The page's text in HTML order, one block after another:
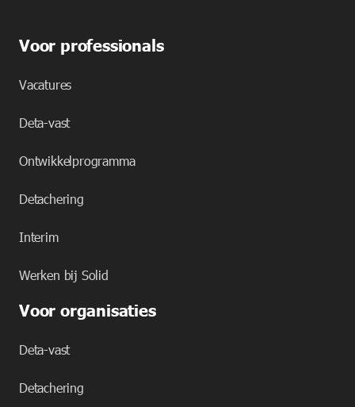
Voor professionals
Vacatures
Deta-vast
Ontwikkelprogramma
Detachering
Interim
Werken bij Solid
Voor organisaties
Deta-vast
Detachering